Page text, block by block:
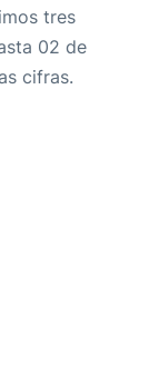
tres
02 de
cifras.